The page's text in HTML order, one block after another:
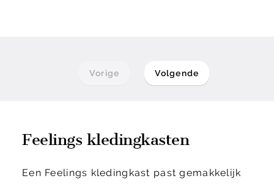
Vorige Volgende
Feelings kledingkasten
Een Feelings kledingkast past gemakkelijk